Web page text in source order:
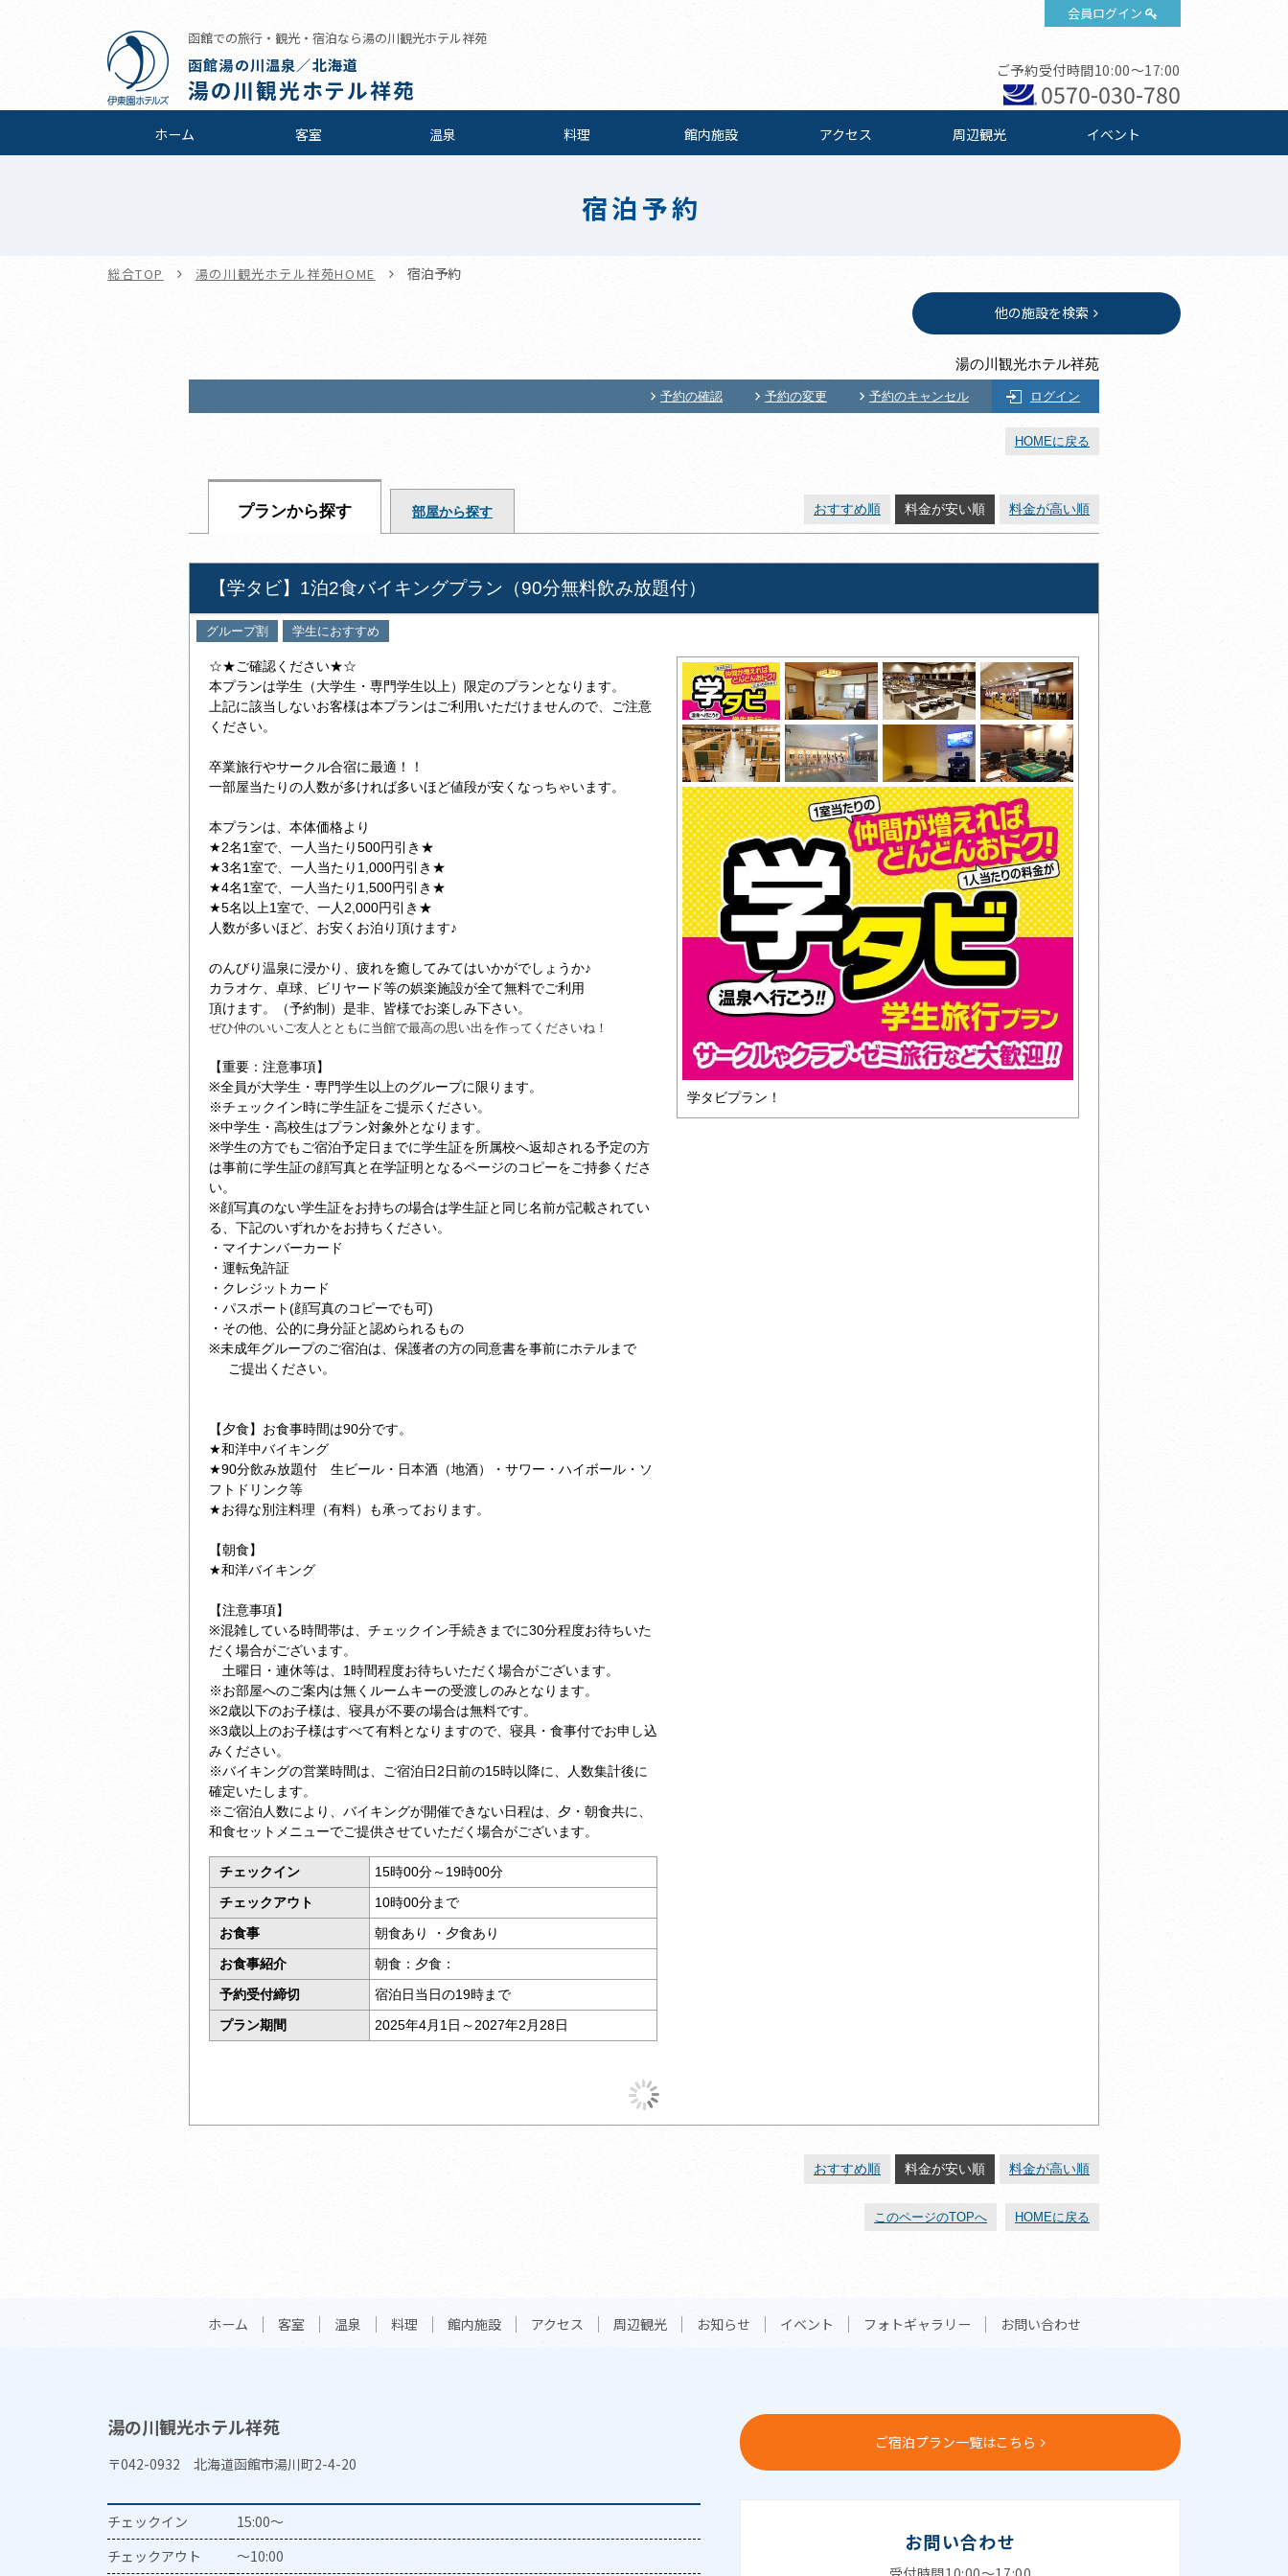
会員ログイン
函館での旅行・観光・宿泊なら湯の川観光ホテル祥苑
函館湯の川温泉／北海道
湯の川観光ホテル祥苑
ご予約受付時間10:00～17:00
0570-030-780
ホーム 客室 温泉 料理 館内施設 アクセス 周辺観光 イベント
宿泊予約
総合TOP 湯の川観光ホテル祥苑HOME 宿泊予約
他の施設を検索
湯の川観光ホテル祥苑
予約の確認 予約の変更 予約のキャンセル ログイン
HOMEに戻る
プランから探す 部屋から探す おすすめ順 料金が安い順 料金が高い順
【学タビ】1泊2食バイキングプラン（90分無料飲み放題付）
グループ割 学生におすすめ
☆★ご確認ください★☆
本プランは学生（大学生・専門学生以上）限定のプランとなります。
上記に該当しないお客様は本プランはご利用いただけませんので、ご注意
ください。
卒業旅行やサークル合宿に最適！！
一部屋当たりの人数が多ければ多いほど値段が安くなっちゃいます。
本プランは、本体価格より
★2名1室で、一人当たり500円引き★
★3名1室で、一人当たり1,000円引き★
★4名1室で、一人当たり1,500円引き★
★5名以上1室で、一人2,000円引き★
人数が多いほど、お安くお泊り頂けます♪
のんびり温泉に浸かり、疲れを癒してみてはいかがでしょうか♪
カラオケ、卓球、ビリヤード等の娯楽施設が全て無料でご利用
頂けます。（予約制）是非、皆様でお楽しみ下さい。
ぜひ仲のいいご友人とともに当館で最高の思い出を作ってくださいね！
【重要：注意事項】
※全員が大学生・専門学生以上のグループに限ります。
※チェックイン時に学生証をご提示ください。
※中学生・高校生はプラン対象外となります。
※学生の方でもご宿泊予定日までに学生証を所属校へ返却される予定の方
は事前に学生証の顔写真と在学証明となるページのコピーをご持参くださ
い。
※顔写真のない学生証をお持ちの場合は学生証と同じ名前が記載されてい
る、下記のいずれかをお持ちください。
・マイナンバーカード
・運転免許証
・クレジットカード
・パスポート(顔写真のコピーでも可)
・その他、公的に身分証と認められるもの
※未成年グループのご宿泊は、保護者の方の同意書を事前にホテルまで
ご提出ください。
【夕食】お食事時間は90分です。
★和洋中バイキング
★90分飲み放題付 生ビール・日本酒（地酒）・サワー・ハイボール・ソ
フトドリンク等
★お得な別注料理（有料）も承っております。
【朝食】
★和洋バイキング
【注意事項】
※混雑している時間帯は、チェックイン手続きまでに30分程度お待ちいた
だく場合がございます。
土曜日・連休等は、1時間程度お待ちいただく場合がございます。
※お部屋へのご案内は無くルームキーの受渡しのみとなります。
※2歳以下のお子様は、寝具が不要の場合は無料です。
※3歳以上のお子様はすべて有料となりますので、寝具・食事付でお申し込
みください。
※バイキングの営業時間は、ご宿泊日2日前の15時以降に、人数集計後に
確定いたします。
※ご宿泊人数により、バイキングが開催できない日程は、夕・朝食共に、
和食セットメニューでご提供させていただく場合がございます。
チェックイン
15時00分～19時00分
チェックアウト
10時00分まで
お食事
朝食あり ・夕食あり
お食事紹介
朝食：夕食：
予約受付締切
宿泊日当日の19時まで
プラン期間
2025年4月1日～2027年2月28日
学タビプラン！
おすすめ順 料金が安い順 料金が高い順
このページのTOPへ HOMEに戻る
ホーム 客室 温泉 料理 館内施設 アクセス 周辺観光 お知らせ イベント フォトギャラリー お問い合わせ
湯の川観光ホテル祥苑
〒042-0932 北海道函館市湯川町2-4-20
チェックイン
15:00～
チェックアウト
～10:00
ご宿泊プラン一覧はこちら
お問い合わせ